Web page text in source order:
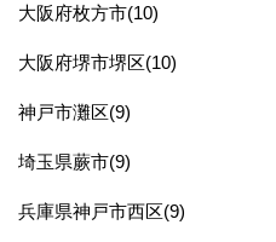
大阪府枚方市(10)
大阪府堺市堺区(10)
神戸市灘区(9)
埼玉県蕨市(9)
兵庫県神戸市西区(9)